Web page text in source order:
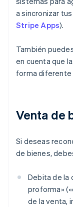
a sincronizar
Stripe Apps).
También
en cuenta que
forma diferente
Venta de
Si deseas
de bienes,
Debita de la
proforma»
de la venta,